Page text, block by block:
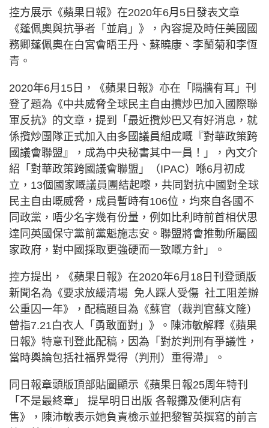
控方展示《蘋果日報》在2020年6月5日發表文章
《蓬佩奧與抗爭者「並肩」》，內容提及時任美國國
務卿蓬佩奧在白宮會晤王丹、蘇曉康、李蘭菊和李恆
青。
2020年6月15日，《蘋果日報》亦在「隔牆有耳」刊
登了題為《中共威脅全球民主自由攬炒巴加入國際聯
軍反抗》的文章，提到「最近攬炒巴又有好消息，就
係攬炒團隊正式加入由多國議員組成嘅『對華政策跨
國議會聯盟』，成為中央秘書其中一員！」，內文介
紹「對華政策跨國議會聯盟」（IPAC）喺6月初成
立，13個國家嘅議員團結起嚟，共同對抗中國對全球
民主自由嘅威脅，成員暫時有106位，均來自各國不
同政黨，唔少名字幾有份量，例如比利時前首相伏思
達同英國保守黨前黨魁施志安。聯盟將會推動所屬國
家政府，對中國採取更強硬而一致嘅方針」。
控方提出，《蘋果日報》在2020年6月18日刊登頭版
新聞名為《要求放緩清場 免人踩人受傷 社工阻差辦
公重囚一年》，配稿題目為《蘇官（裁判官蘇文隆）
曾指7.21白衣人「勇敢面對」》。陳沛敏解釋《蘋果
日報》特意刊登此配稿，因為「對於判刑有爭議性，
當時輿論包括社福界覺得（判刑）重得滯」。
同日報章頭版頂部貼圖顯示《蘋果日報25周年特刊
「不是最終章」 提早明日出版 各報攤及便利店有
售》，陳沛敏表示她負責檢示並把黎智英撰寫的前言